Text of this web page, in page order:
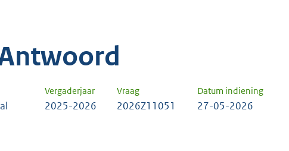
Vergaderjaar Vraag Datum indiening
2025-2026 2026Z11051 27-05-2026